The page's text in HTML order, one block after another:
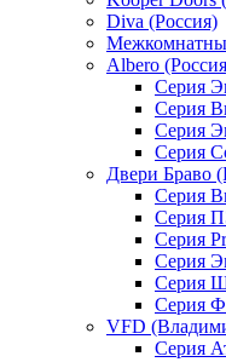
Diva (Россия)
Albero
Серия
Серия
Серия
Серия
Двери Браво
Серия
Серия
Серия
Серия
Серия
Серия
VFD
Серия